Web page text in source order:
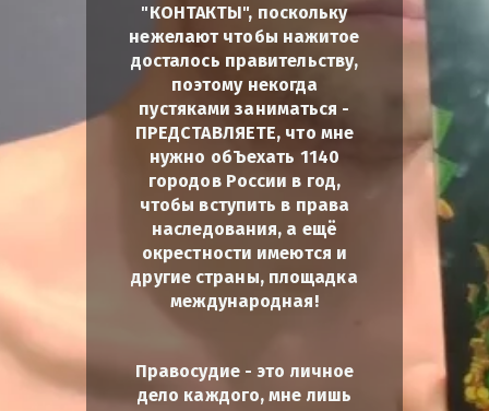
"КОНТАКТЫ", поскольку
нежелают чтобы нажитое
досталось правительству,
поэтому некогда
пустяками заниматься -
ПРЕДСТАВЛЯЕТЕ, что мне
нужно обЪехать 1140
городов России в год,
чтобы вступить в права
наследования, а ещё
окрестности имеются и
другие страны, площадка
международная!
Правосудие - это личное
дело каждого, мне лишь